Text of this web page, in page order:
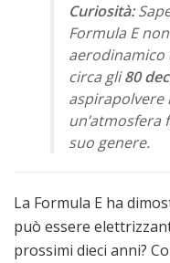
Curiosità:
Formula E
aerodinamico
circa gli80
aspirapolvere
un’atmosfera
suo genere.
La Formula E ha
può essere
prossimi dieci anni?